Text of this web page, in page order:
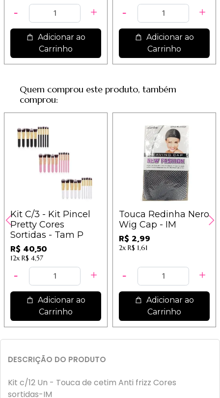
Adicionar ao
Carrinho
Adicionar ao
Carrinho
Quem comprou este produto, também
comprou:
Kit C/3 - Kit Pincel
Pretty Cores
Sortidas - Tam P
R$ 40,50
12x R$ 4,57
Adicionar ao
Carrinho
Touca Redinha Nero
Wig Cap - IM
R$ 2,99
2x R$ 1,61
Adicionar ao
Carrinho
DESCRIÇÃO DO PRODUTO
Kit c/12 Un - Touca de cetim Anti frizz Cores
sortidas-IM